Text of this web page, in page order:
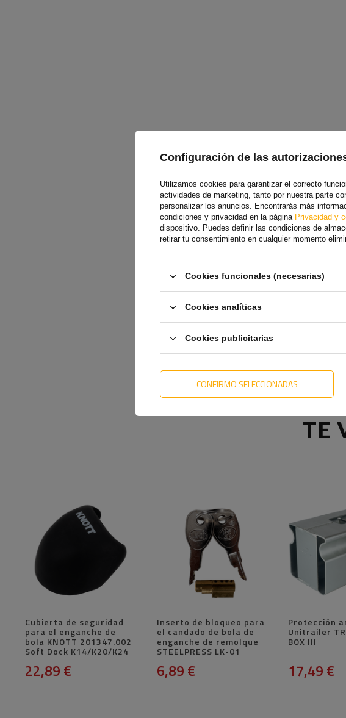
TE
Cubierta de seguridad
para el enganche de
bola KNOTT 201347.002
Soft Dock K14/K20/K24
22,89 €
Inserto de bloqueo para
el candado de bola de
enganche de remolque
STEELPRESS LK-01
6,89 €
Protección
Unitrailer
BOX III
17,49 €
Configuración de las
Utilizamos cookies para garantizar el correcto
actividades de marketing, tanto por nuestra parte
personalizar los anuncios. Encontrarás más
condiciones y privacidad en la página Privacidad y
dispositivo. Puedes definir las condiciones de
retirar tu consentimiento en cualquier momento
Cookies funcionales (necesarias)
Cookies analíticas
Cookies publicitarias
CONFIRMO SELECCIONADAS